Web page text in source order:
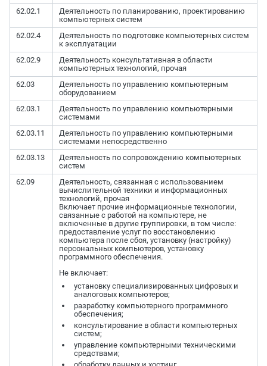
62.02.1
Деятельность по планированию, проектированию
компьютерных систем
62.02.4
Деятельность по подготовке компьютерных систем
к эксплуатации
62.02.9
Деятельность консультативная в области
компьютерных технологий, прочая
62.03
Деятельность по управлению компьютерным
оборудованием
62.03.1
Деятельность по управлению компьютерными
системами
62.03.11
Деятельность по управлению компьютерными
системами непосредственно
62.03.13
Деятельность по сопровождению компьютерных
систем
62.09
Деятельность, связанная с использованием
вычислительной техники и информационных
технологий, прочая
Включает прочие информационные технологии,
связанные с работой на компьютере, не
включенные в другие группировки, в том числе:
предоставление услуг по восстановлению
компьютера после сбоя, установку (настройку)
персональных компьютеров, установку
программного обеспечения.
Не включает:
установку специализированных цифровых и
аналоговых компьютеров;
разработку компьютерного программного
обеспечения;
консультирование в области компьютерных
систем;
управление компьютерными техническими
средствами;